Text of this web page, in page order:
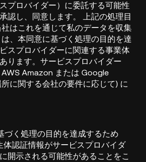
プロバイダー）に委託する可能性
認し、同意します。 上記の処理目
社はこれを通じて私のデータを収集
は、本同意に基づく処理の目的を達
スプロバイダーに関連する事業体
ります。サービスプロバイダー
Amazon または Google
に関する会社の要件に応じて) に
づく処理の目的を達成するため
体認証情報がサービスプロバイダ
開示される可能性があることをこ